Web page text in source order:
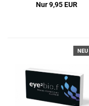
Nur 9,95 EUR
NEU